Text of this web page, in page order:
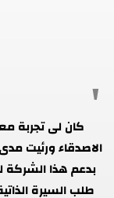
كان لى تجربة
الاصدقاء ورئيت
بدعم هذا الشركة
طلب السيرة